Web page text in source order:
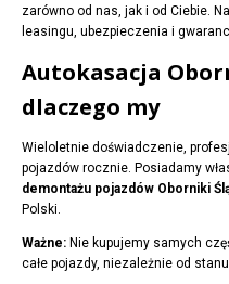
zarówno od nas, jak i od Ciebie.
leasingu, ubezpieczenia i
Autokasacja
dlaczego my
Wieloletnie doświadczenie,
pojazdów rocznie. Posiadamy
demontażu pojazdów Oborniki
Polski.
Ważne: Nie kupujemy samych
całe pojazdy, niezależnie od